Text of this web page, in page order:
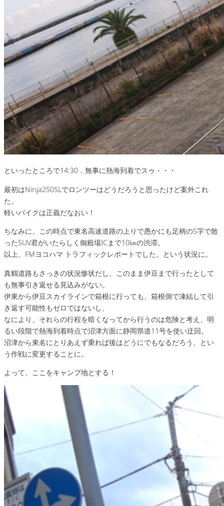
といったところで14:30．無事に熱海到着でスゥ・・・
最初はNinja250SLでロンツーはどうだろうと思ったけど案外これ
た。
軽いバイクは正義だなおい！
ちなみに、この時点で東名高速道路の上りで愚かにも足柄のS字で散
ったSUV君がいたらしく御殿場ICまで10㎞の渋滞。
以上、FMヨコハマ トラフィックレポートでした。という状況に。
真鶴道路もさっきの状況惨状だし、このまま伊豆まで行ったとして
も無事引き返せる見込みがない。
伊東から伊豆スカイラインで箱根に行っても、箱根側で凍結して引
き返す可能性もゼロではないし、
なにより、それらの行程を暗くなってから行うのは危険と考え、明
るい段階で熱海到着時点で沼津方面に静岡県道11号を使い迂回。
沼津から東名にとりあえず乗れば後はどうにでもなるだろう、とい
う作戦に変更することに。
よって、ここをキャンプ地とする！